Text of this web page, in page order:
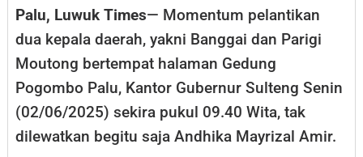
Amir
Beri
“Mari
Wujudkan
Sulteng
Nambaso”
Palu, Luwuk Times— Momentum pelantikan
dua kepala daerah, yakni Banggai dan Parigi
Moutong bertempat halaman Gedung
Pogombo Palu, Kantor Gubernur Sulteng Senin
(02/06/2025) sekira pukul 09.40 Wita, tak
dilewatkan begitu saja Andhika Mayrizal Amir.